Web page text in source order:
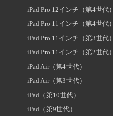
iPad Pro 12インチ（第4世代）
iPad Pro 11インチ（第4世代）
iPad Pro 11インチ（第3世代）
iPad Pro 11インチ（第2世代）
iPad Air（第4世代）
iPad Air（第3世代）
iPad（第10世代）
iPad（第9世代）